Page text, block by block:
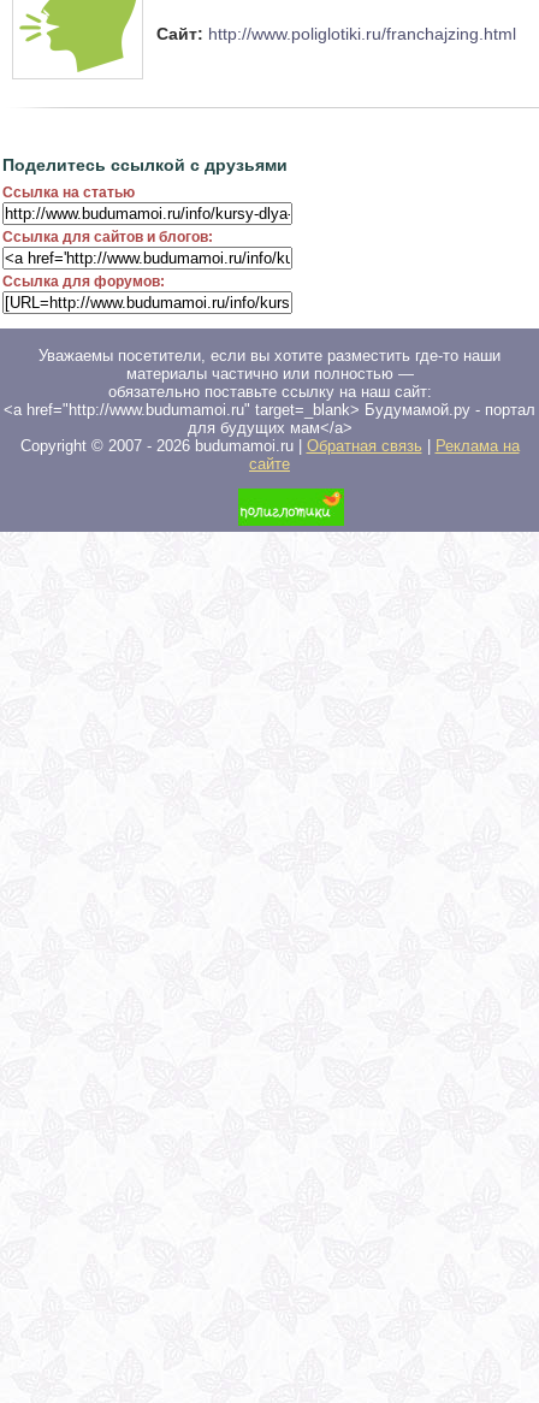
Сайт: http://www.poliglotiki.ru/franchajzing.html
Поделитесь ссылкой с друзьями
Ссылка на статью
Ссылка для сайтов и блогов:
Ссылка для форумов:
Уважаемы посетители, если вы хотите разместить где-то наши
материалы частично или полностью —
обязательно поставьте ссылку на наш сайт:
<a href="http://www.budumamoi.ru" target=_blank> Будумамой.ру - портал
для будущих мам</a>
Copyright © 2007 - 2026budumamoi.ru | Обратная связь
Реклама на
сайте